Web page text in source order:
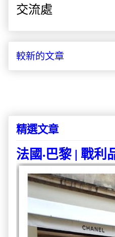
交流處
較新的文章
精選文章
法國·巴黎 | 戰